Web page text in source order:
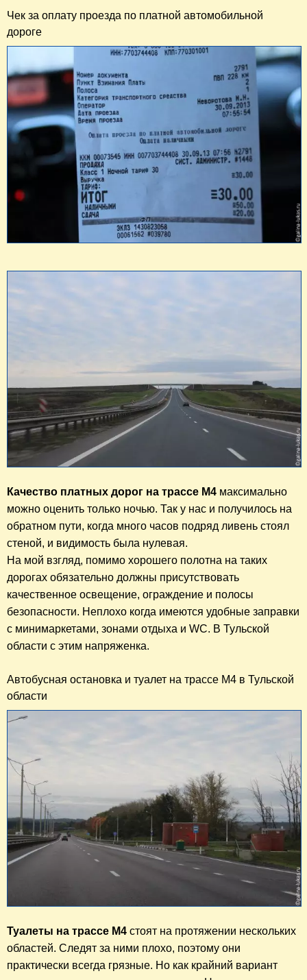
Чек за оплату проезда по платной автомобильной
дороге
Качество платных дорог на трассе М4 максимально
можно оценить только ночью. Так у нас и получилось на
обратном пути, когда много часов подряд ливень стоял
стеной, и видимость была нулевая.
На мой взгляд, помимо хорошего полотна на таких
дорогах обязательно должны присутствовать
качественное освещение, ограждение и полосы
безопасности. Неплохо когда имеются удобные заправки
с минимаркетами, зонами отдыха и WC. В Тульской
области с этим напряженка.
Автобусная остановка и туалет на трассе М4 в Тульской
области
Туалеты на трассе М4 стоят на протяжении нескольких
областей. Следят за ними плохо, поэтому они
практически всегда грязные. Но как крайний вариант